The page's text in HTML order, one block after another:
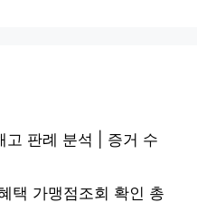
고 판례 분석 | 증거 수
택 가맹점조회 확인 총